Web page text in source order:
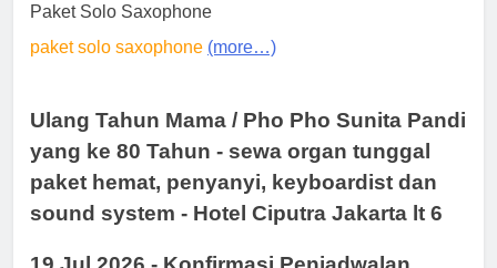
Paket Solo Saxophone
paket solo saxophone (more…)
Ulang Tahun Mama / Pho Pho Sunita Pandi
yang ke 80 Tahun - sewa organ tunggal
paket hemat, penyanyi, keyboardist dan
sound system - Hotel Ciputra Jakarta lt 6